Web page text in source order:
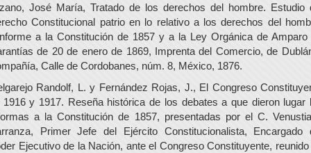
José María, Tratado de los derechos del hombre. Estudio
Constitucional patrio en lo relativo a los derechos del
a la Constitución de 1857 y a la Ley Orgánica de Amparo
de 20 de enero de 1869, Imprenta del Comercio, de
Calle de Cordobanes, núm. 8, México, 1876.
Randolf, L. y Fernández Rojas, J., El Congreso
1916 y 1917. Reseña histórica de los debates a que dieron lugar
a la Constitución de 1857, presentadas por el C.
Primer Jefe del Ejército Constitucionalista, Encargado
Ejecutivo de la Nación, ante el Congreso Constituyente, reunido